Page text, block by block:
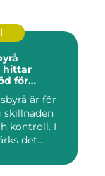
för
är för
skillnaden
kontroll. I
det...